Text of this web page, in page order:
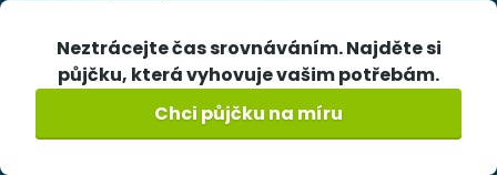
Neztrácejte čas srovnáváním. Najděte si
půjčku, která vyhovuje vašim potřebám.
Chci půjčku na míru